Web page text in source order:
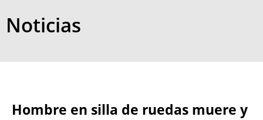
Noticias
Hombre en silla de ruedas muere y